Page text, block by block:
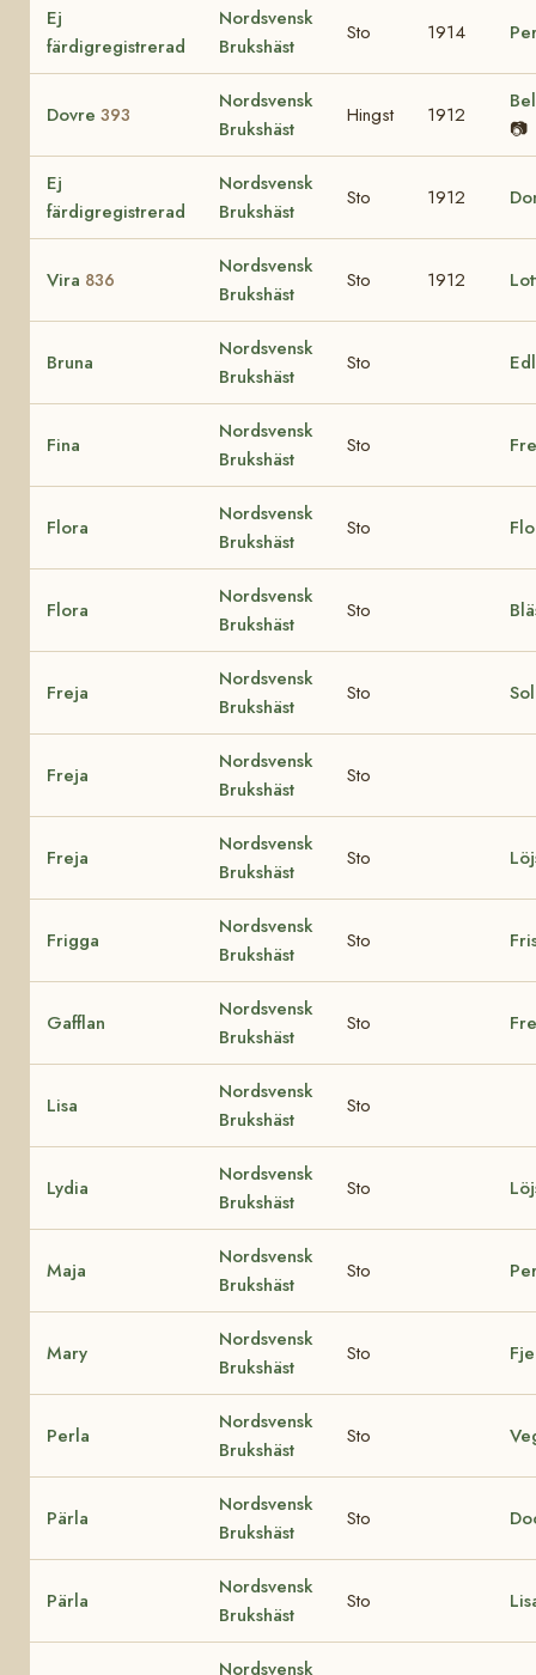
Ej
färdigregistrerad
Nordsvensk
Brukshäst
Sto 1914
Dovre 393
Nordsvensk
Brukshäst
Hingst 1912
📷
Ej
färdigregistrerad
Nordsvensk
Brukshäst
Sto 1912
Vira 836
Nordsvensk
Brukshäst
Sto 1912
Bruna
Nordsvensk
Brukshäst
Sto
Fina
Nordsvensk
Brukshäst
Sto
Flora
Nordsvensk
Brukshäst
Sto
Flora
Nordsvensk
Brukshäst
Sto
Freja
Nordsvensk
Brukshäst
Sto
Freja
Nordsvensk
Brukshäst
Sto
Freja
Nordsvensk
Brukshäst
Sto
Frigga
Nordsvensk
Brukshäst
Sto
Gafflan
Nordsvensk
Brukshäst
Sto
Lisa
Nordsvensk
Brukshäst
Sto
Lydia
Nordsvensk
Brukshäst
Sto
Maja
Nordsvensk
Brukshäst
Sto
Mary
Nordsvensk
Brukshäst
Sto
Perla
Nordsvensk
Brukshäst
Sto
Pärla
Nordsvensk
Brukshäst
Sto
Pärla
Nordsvensk
Brukshäst
Sto
Nordsvensk